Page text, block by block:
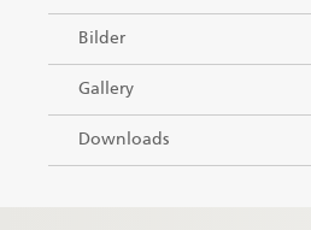
Bilder
Gallery
Downloads